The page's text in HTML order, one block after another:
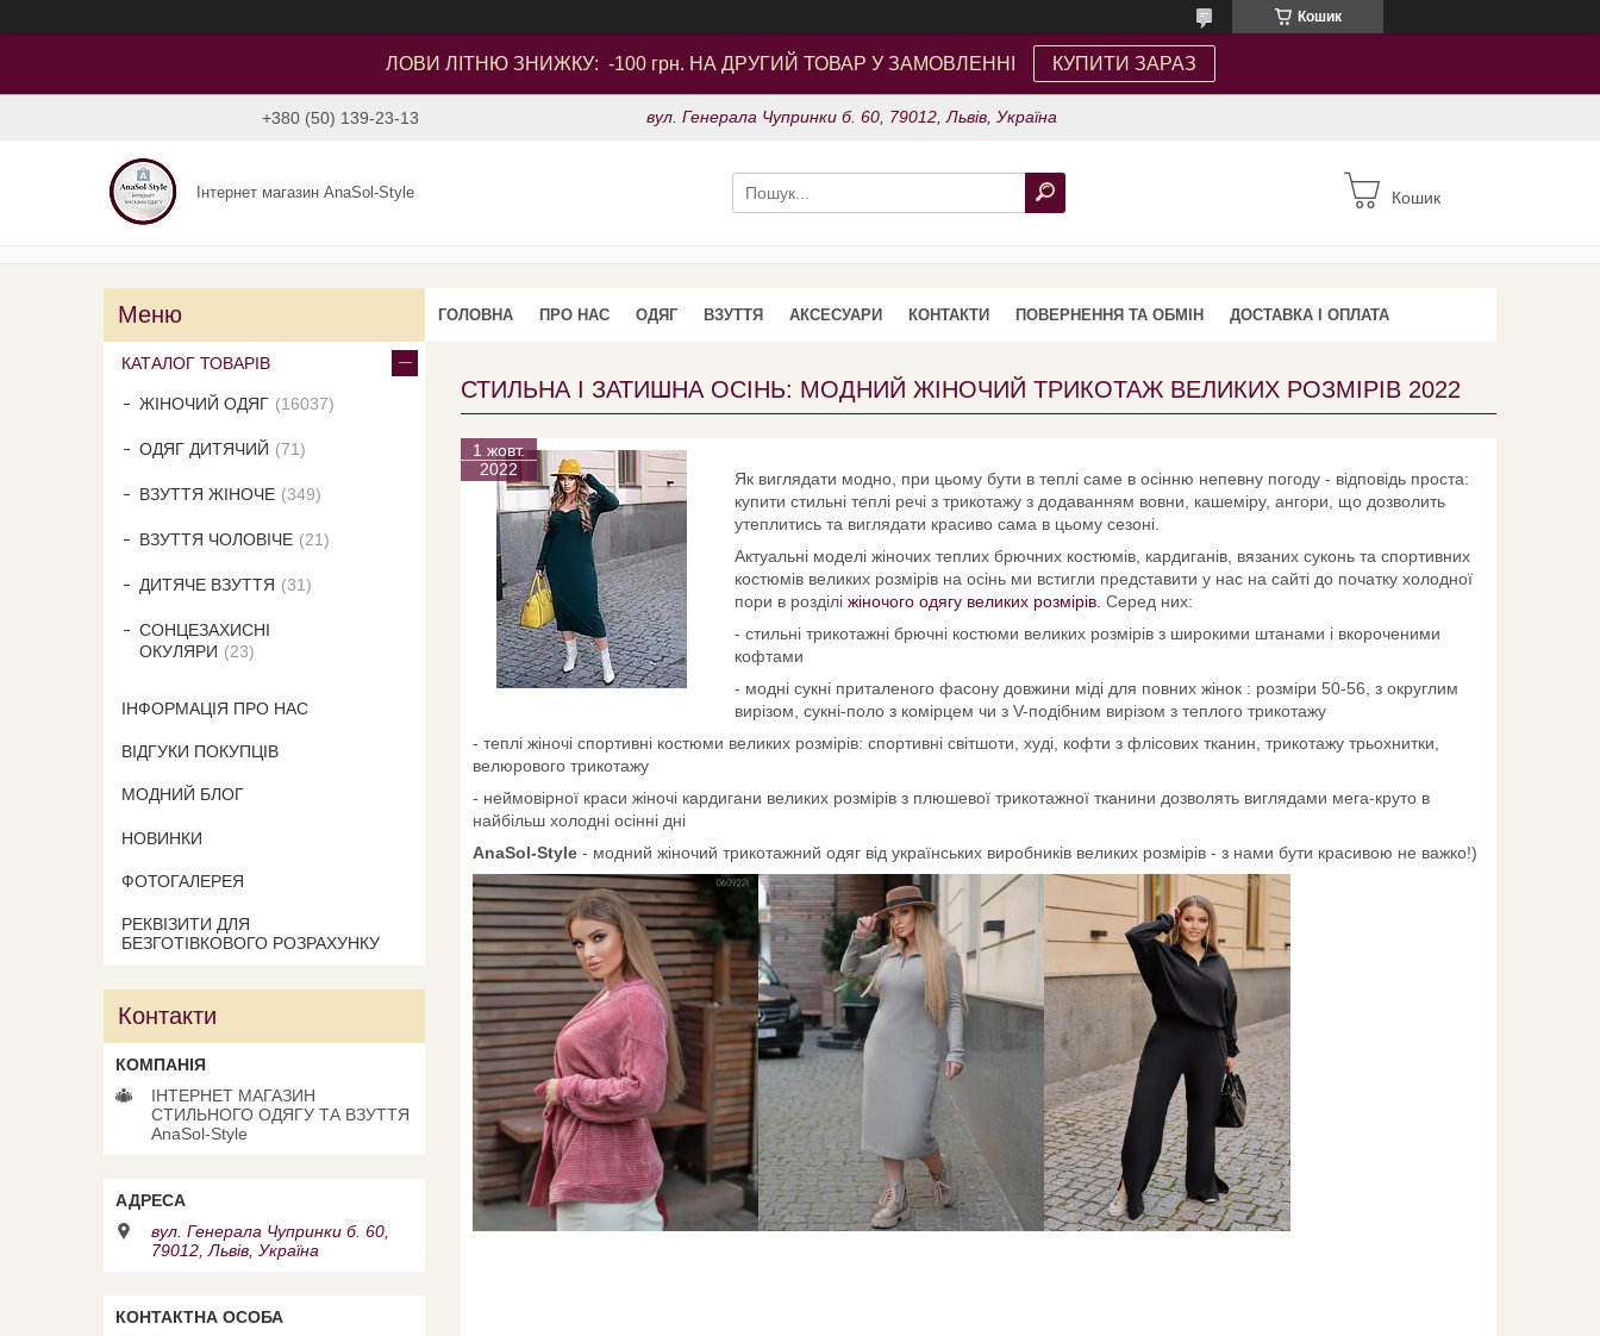
Кошик
ЛОВИ ЛІТНЮ ЗНИЖКУ: -100 грн. НА ДРУГИЙ ТОВАР У ЗАМОВЛЕННІ КУПИТИ ЗАРАЗ
+380 (50) 139-23-13 вул. Генерала Чупринки б. 60, 79012, Львів, Україна
Інтернет магазин AnaSol-Style Кошик
ГОЛОВНА ПРО НАС ОДЯГ ВЗУТТЯ АКСЕСУАРИ КОНТАКТИ ПОВЕРНЕННЯ ТА ОБМІН ДОСТАВКА І ОПЛАТА
СТИЛЬНА І ЗАТИШНА ОСІНЬ: МОДНИЙ ЖІНОЧИЙ ТРИКОТАЖ ВЕЛИКИХ РОЗМІРІВ 2022
1 жовт.
2022
Як виглядати модно, при цьому бути в теплі саме в осінню непевну погоду - відповідь проста:
купити стильні теплі речі з трикотажу з додаванням вовни, кашеміру, ангори, що дозволить
утеплитись та виглядати красиво сама в цьому сезоні.
Актуальні моделі жіночих теплих брючних костюмів, кардиганів, вязаних суконь та спортивних
костюмів великих розмірів на осінь ми встигли представити у нас на сайті до початку холодної
пори в розділі жіночого одягу великих розмірів. Серед них:
- стильні трикотажні брючні костюми великих розмірів з широкими штанами і вкороченими
кофтами
- модні сукні приталеного фасону довжини міді для повних жінок : розміри 50-56, з округлим
вирізом, сукні-поло з комірцем чи з V-подібним вирізом з теплого трикотажу
- теплі жіночі спортивні костюми великих розмірів: спортивні світшоти, худі, кофти з флісових тканин, трикотажу трьохнитки,
велюрового трикотажу
- неймовірної краси жіночі кардигани великих розмірів з плюшевої трикотажної тканини дозволять виглядами мега-круто в
найбільш холодні осінні дні
AnaSol-Style - модний жіночий трикотажний одяг від українських виробників великих розмірів - з нами бути красивою не важко!)
КАТАЛОГ ТОВАРІВ
ЖІНОЧИЙ ОДЯГ 16037
ОДЯГ ДИТЯЧИЙ 71
ВЗУТТЯ ЖІНОЧЕ 349
ВЗУТТЯ ЧОЛОВІЧЕ 21
ДИТЯЧЕ ВЗУТТЯ 31
СОНЦЕЗАХИСНІ
ОКУЛЯРИ
23
ІНФОРМАЦІЯ ПРО НАС
ВІДГУКИ ПОКУПЦІВ
МОДНИЙ БЛОГ
НОВИНКИ
ФОТОГАЛЕРЕЯ
РЕКВІЗИТИ ДЛЯ
БЕЗГОТІВКОВОГО РОЗРАХУНКУ
Контакти
ІНТЕРНЕТ МАГАЗИН
СТИЛЬНОГО ОДЯГУ ТА ВЗУТТЯ
AnaSol-Style
вул. Генерала Чупринки б. 60,
79012, Львів, Україна